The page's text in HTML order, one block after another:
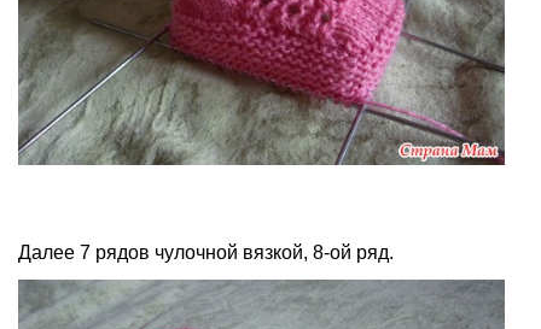
Далее 7 рядов чулочной вязкой, 8-ой ряд.